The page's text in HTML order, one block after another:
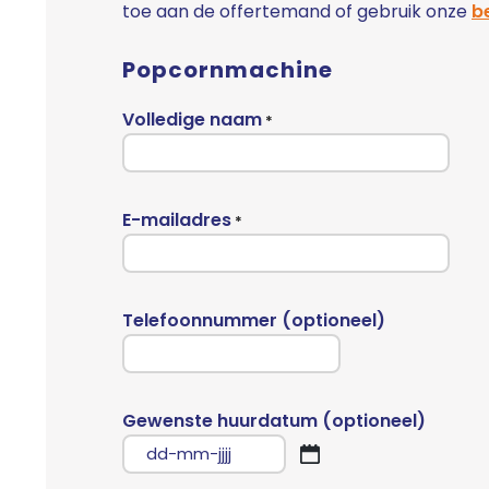
toe aan de offertemand of gebruik onze
Popcornmachine
Volledige naam *
E-mailadres *
Telefoonnummer (optioneel)
Gewenste huurdatum (optioneel)
DD